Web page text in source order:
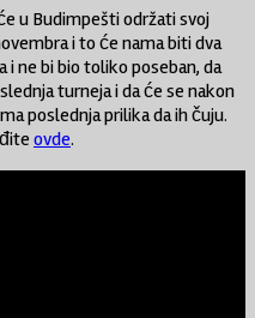
u Budimpešti održati svoj
i to će nama biti dva
i ne bi bio toliko poseban, da
turneja i da će se nakon
poslednja prilika da ih čuju.
ovde.